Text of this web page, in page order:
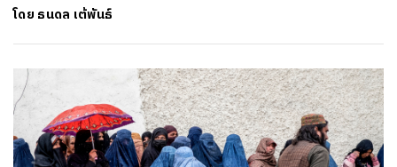
โดย ธนดล เต้พันธ์
ค้นหา
SHARE TWEET LINE EMAIL